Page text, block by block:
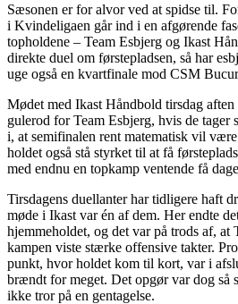
Sæsonen er for alvor ved at spidse til.
i Kvindeligaen går ind i en afgørende
topholdene – Team Esbjerg og Ikast
direkte duel om førstepladsen, så har
uge også en kvartfinale mod CSM
Mødet med Ikast Håndbold tirsdag
gulerod for Team Esbjerg, hvis de tager
i, at semifinalen rent matematisk vil
holdet også stå styrket til at få
med endnu en topkamp ventende få
Tirsdagens duellanter har tidligere haft
møde i Ikast var én af dem. Her endte
hjemmeholdet, og det var på trods af, at
kampen viste stærke offensive takter.
punkt, hvor holdet kom til kort, var i
brændt for meget. Det opgør var dog så
ikke tror på en gentagelse.